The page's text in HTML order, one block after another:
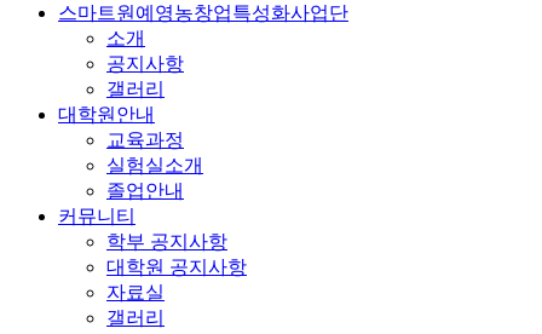
스마트원예영농창업특성화사업단
소개
공지사항
갤러리
대학원안내
교육과정
실험실소개
졸업안내
커뮤니티
학부 공지사항
대학원 공지사항
자료실
갤러리